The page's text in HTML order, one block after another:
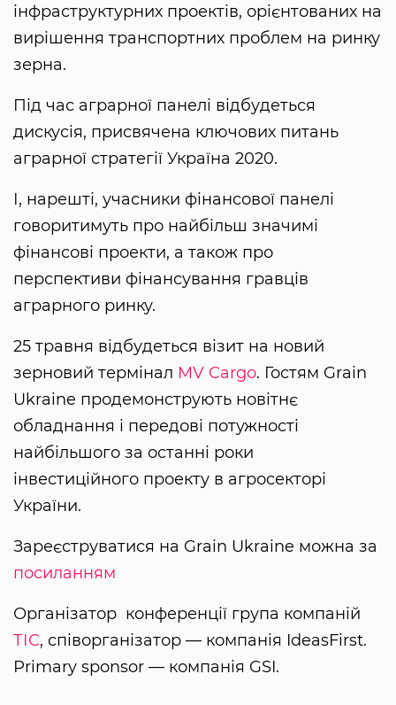
інфраструктурних проектів, орієнтованих на
вирішення транспортних проблем на ринку
зерна.
Під час аграрної панелі відбудеться
дискусія, присвячена ключових питань
аграрної стратегії Україна 2020.
І, нарешті, учасники фінансової панелі
говоритимуть про найбільш значимі
фінансові проекти, а також про
перспективи фінансування гравців
аграрного ринку.
25 травня відбудеться візит на новий
зерновий термінал MV Cargo. Гостям Grain
Ukraine продемонструють новітнє
обладнання і передові потужності
найбільшого за останні роки
інвестиційного проекту в агросекторі
України.
Зареєструватися на Grain Ukraine можна за
посиланням
Організатор конференції група компаній
ТІС, співорганізатор — компанія IdeasFirst.
Рrimary sponsor — компанія GSI.